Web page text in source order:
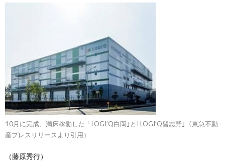
10月に完成、満床稼働した「LOGI’Q白岡｣と｢LOGI’Q習志野｣（東急不動
産プレスリリースより引用）
（藤原秀行）